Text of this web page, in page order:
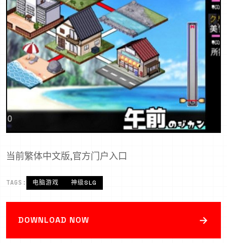
当前繁体中文版,官方门户入口
TAGS: 电脑游戏 神级SLG
DOWNLOAD NOW →